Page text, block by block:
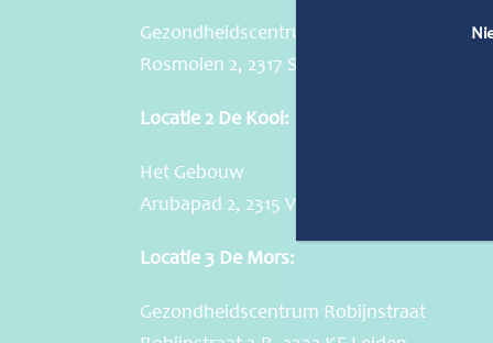
Gezondheidscentrum Merenwijk
Rosmolen 2, 2317 SJ Leiden
Locatie 2 De Kooi:
Het Gebouw
Arubapad 2, 2315 VA Leiden
Locatie 3 De Mors:
Gezondheidscentrum Robijnstraat